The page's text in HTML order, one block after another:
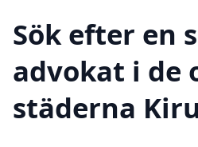
Sök efter en
advokat i de
städerna